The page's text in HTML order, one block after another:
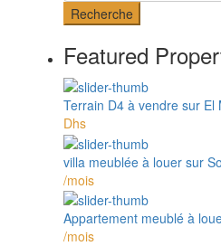
Recherche
Featured
Terrain D4 à vendre sur El
Dhs
villa meublée à louer sur
/mois
Appartement meublé à
/mois